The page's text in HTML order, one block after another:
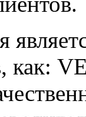
как: